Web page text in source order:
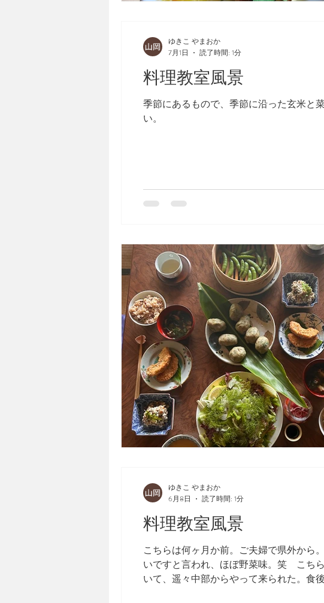
料理教室風景
季節にあるもので、季節に沿った玄米と
い。
ゆきこ やまおか
7月1日
読了時間: 1分
料理教室風景
こちらは何ヶ月か前。ご夫婦で県外から
いですと言われ、ほぼ野菜味。笑 こち
いて、遥々中部からやって来られた。食
ゆきこ やまおか
6月8日
読了時間: 1分